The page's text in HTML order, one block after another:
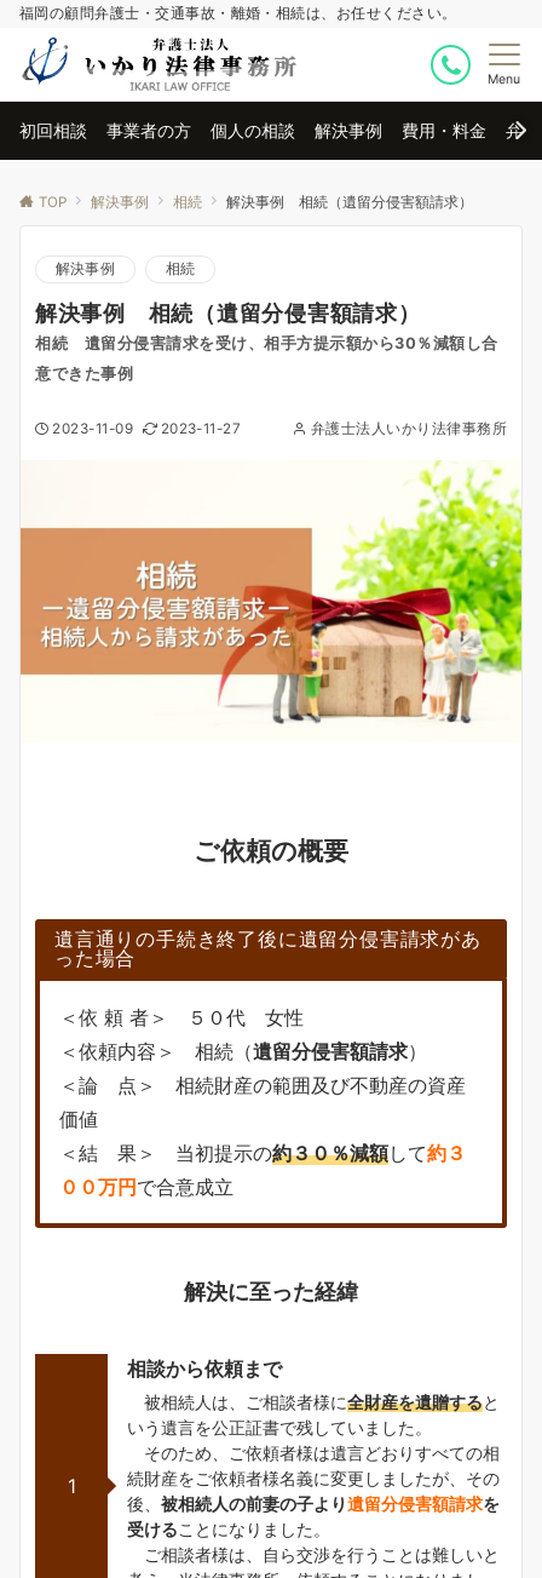
福岡の顧問弁護士・交通事故・離婚・相続は、お任せください。
Menu
初回相談 事業者の方 個人の相談 解決事例 費用・料金 弁
TOP 解決事例 相続 解決事例 相続（遺留分侵害額請求）
解決事例 相続
解決事例 相続（遺留分侵害額請求）
相続 遺留分侵害請求を受け、相手方提示額から30％減額し合
意できた事例
2023-11-09 2023-11-27 弁護士法人いかり法律事務所
ご依頼の概要
遺言通りの手続き終了後に遺留分侵害請求があ
った場合
＜依 頼 者＞ ５０代 女性
＜依頼内容＞ 相続（遺留分侵害額請求）
＜論 点＞ 相続財産の範囲及び不動産の資産
価値
＜結 果＞ 当初提示の約３０％減額して約３
００万円 で合意成立
解決に至った経緯
1
相談から依頼まで
被相続人は、ご相談者様に全財産を遺贈すると
いう遺言を公正証書で残していました。
そのため、ご依頼者様は遺言どおりすべての相
続財産をご依頼者様名義に変更しましたが、その
後、 被相続人の前妻の子より遺留分侵害額請求を
受けることになりました。
ご相談者様は、自ら交渉を行うことは難しいと